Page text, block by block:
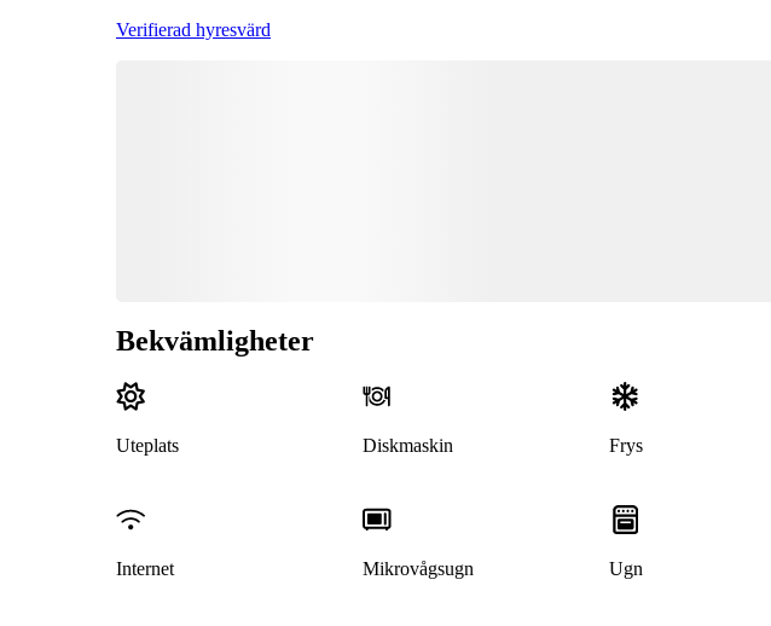
Verifierad hyresvärd
Bekvämligheter
Uteplats Diskmaskin Frys
Internet Mikrovågsugn Ugn